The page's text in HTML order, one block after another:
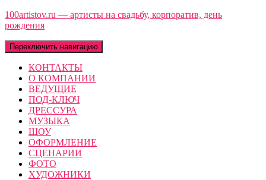
100artistov.ru — артисты на свадьбу, корпоратив, день
рождения
Переключить навигацию
КОНТАКТЫ
О КОМПАНИИ
ВЕДУЩИЕ
ПОД-КЛЮЧ
ДРЕССУРА
МУЗЫКА
ШОУ
ОФОРМЛЕНИЕ
СЦЕНАРИИ
ФОТО
ХУДОЖНИКИ